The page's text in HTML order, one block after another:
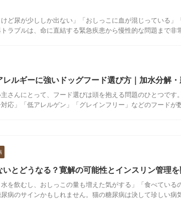
けど尿が少ししか出ない」「おしっこに血が混じっている」
ラブルは、命に直結する緊急疾患から慢性的な問題まで非
レルギーに強いドッグフード選び方｜加水分解
さんにとって、フード選びは頭を抱える問題のひとつです
応」「低アレルゲン」「グレインフリー」などのフードが
とどうなる？寛解の可能性とインスリン管理
水を飲むし、おしっこの量も増えた気がする」「食べてい
病のサインかもしれません。猫の糖尿病は決して珍しい病